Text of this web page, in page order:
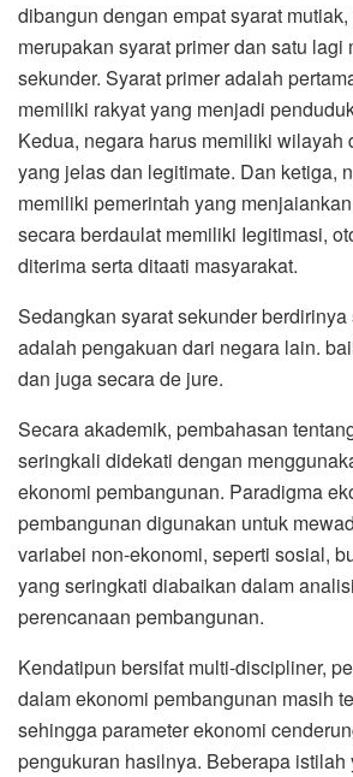
dibangun dengan empat syarat
merupakan syarat primer dan satu lagi
sekunder. Syarat primer adalah
memiliki rakyat yang menjadi
Kedua, negara harus memiliki wilayah
yang jelas dan legitimate. Dan ketiga,
memiliki pemerintah yang
secara berdaulat memiliki Iegitimasi,
diterima serta ditaati masyarakat.
Sedangkan syarat sekunder
adalah pengakuan dari negara lain.
dan juga secara de jure.
Secara akademik, pembahasan
seringkali didekati dengan
ekonomi pembangunan. Paradigma
pembangunan digunakan untuk
variabei non-ekonomi, seperti sosial,
yang seringkati diabaikan dalam
perencanaan pembangunan.
Kendatipun bersifat multi-discipliner,
dalam ekonomi pembangunan masih
sehingga parameter ekonomi
pengukuran hasilnya. Beberapa istilah